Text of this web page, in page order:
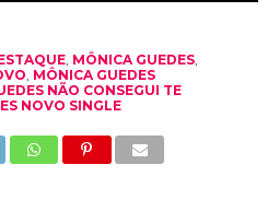
, MÔNICA GUEDES,
MÔNICA GUEDES
NÃO CONSEGUI TE
NOVO SINGLE